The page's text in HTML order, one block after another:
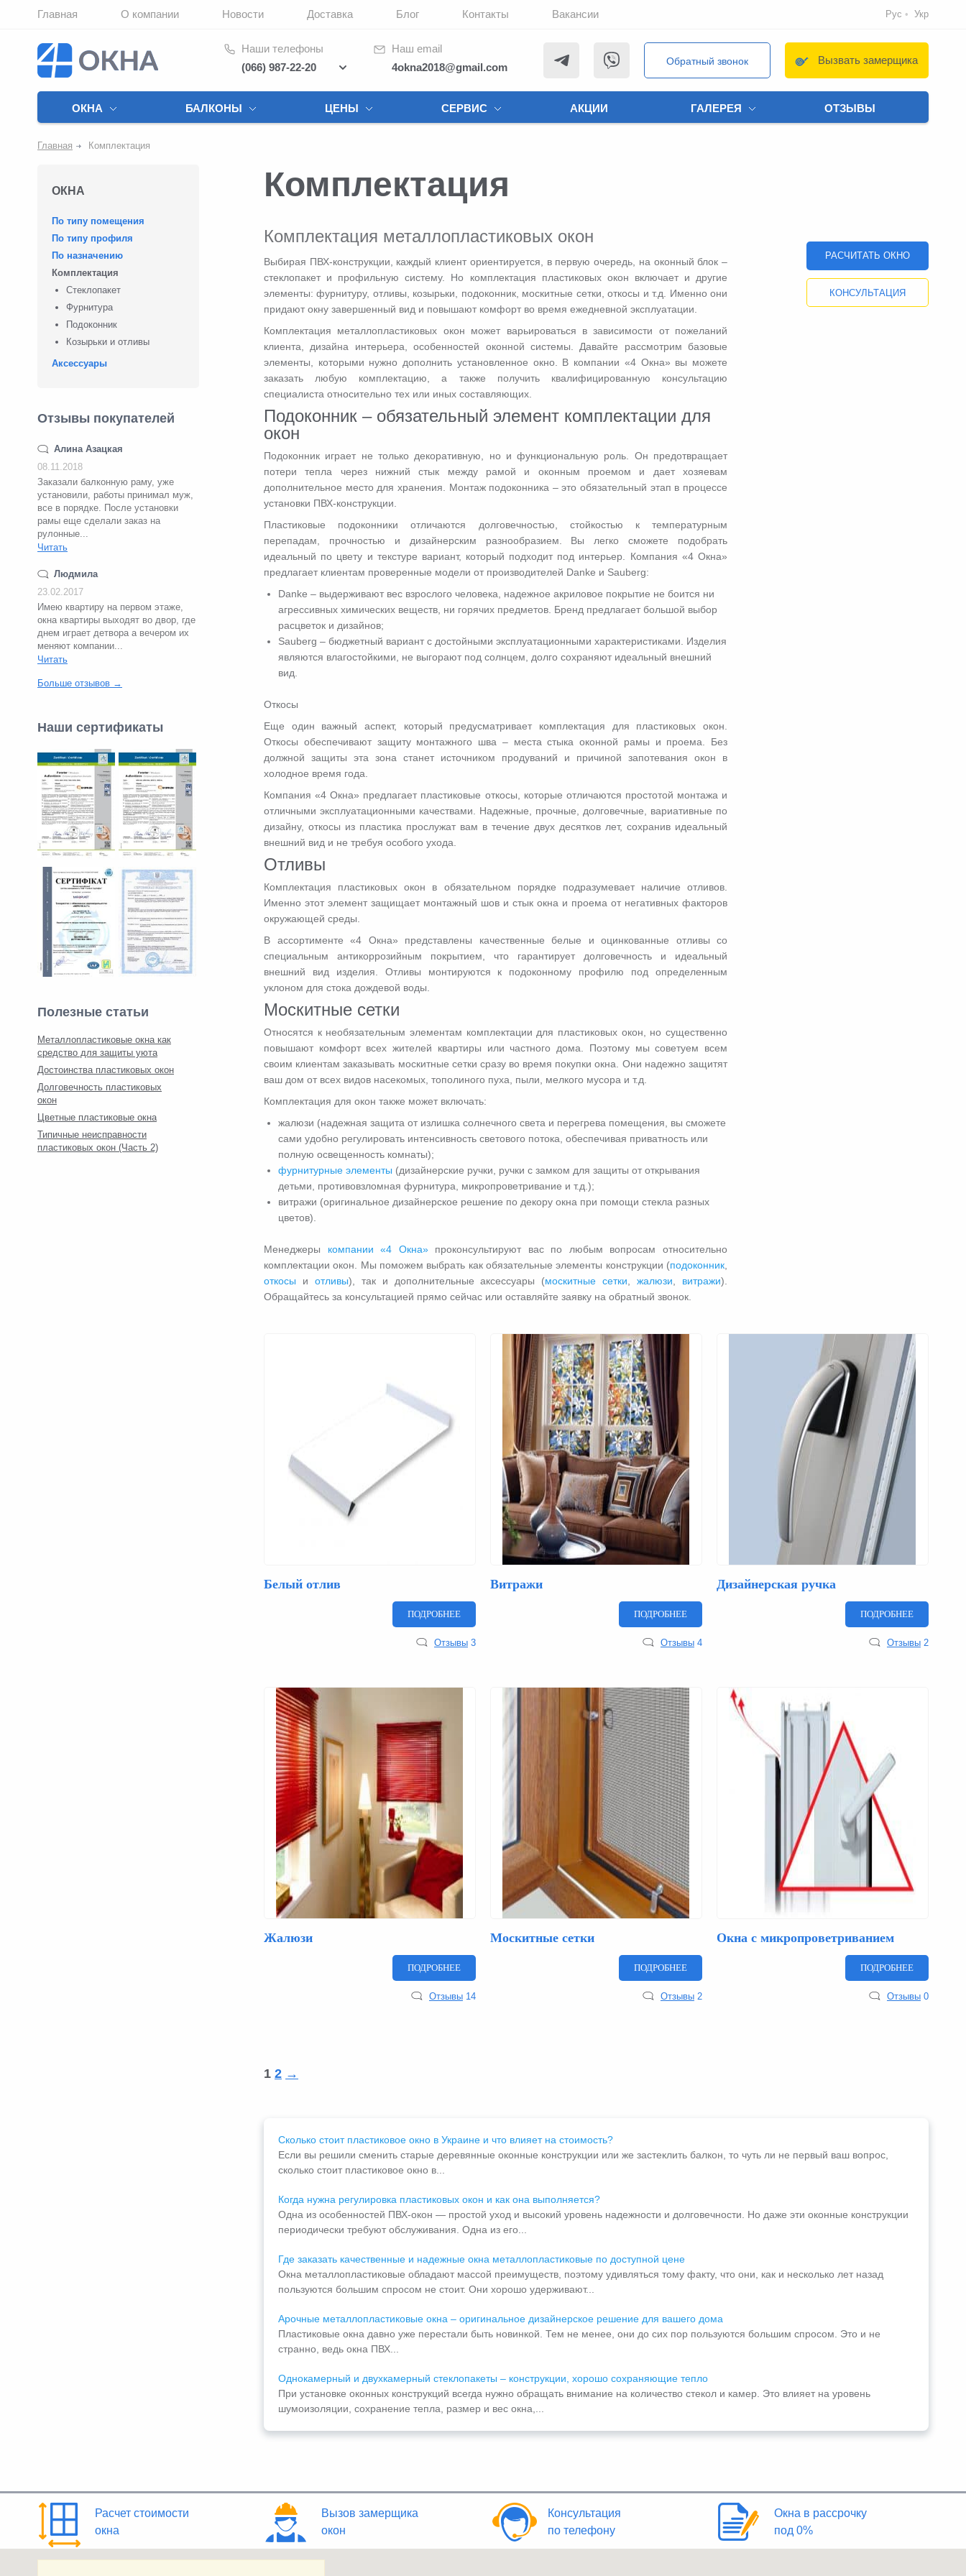
Главная О компании Новости Доставка Блог Контакты Вакансии Рус Укр
Наши телефоны
(066) 987-22-20
Наш email
4okna2018@gmail.com
Обратный звонок Вызвать замерщика
ОКНА БАЛКОНЫ ЦЕНЫ СЕРВИС АКЦИИ ГАЛЕРЕЯ ОТЗЫВЫ
Главная Комплектация
ОКНА
По типу помещения
По типу профиля
По назначению
Комплектация
Стеклопакет
Фурнитура
Подоконник
Козырьки и отливы
Аксессуары
Отзывы покупателей
Алина Азацкая
08.11.2018
Заказали балконную раму, уже
установили, работы принимал муж,
все в порядке. После установки
рамы еще сделали заказ на
рулонные...
Читать
Людмила
23.02.2017
Имею квартиру на первом этаже,
окна квартиры выходят во двор, где
днем играет детвора а вечером их
меняют компании...
Читать
Больше отзывов →
Наши сертификаты
Полезные статьи
Металлопластиковые окна как
средство для защиты уюта
Достоинства пластиковых окон
Долговечность пластиковых
окон
Цветные пластиковые окна
Типичные неисправности
пластиковых окон (Часть 2)
Комплектация
Комплектация металлопластиковых окон
Выбирая ПВХ-конструкции, каждый клиент ориентируется, в первую очередь, на оконный блок –
стеклопакет и профильную систему. Но комплектация пластиковых окон включает и другие
элементы: фурнитуру, отливы, козырьки, подоконник, москитные сетки, откосы и т.д. Именно они
придают окну завершенный вид и повышают комфорт во время ежедневной эксплуатации.
Комплектация металлопластиковых окон может варьироваться в зависимости от пожеланий
клиента, дизайна интерьера, особенностей оконной системы. Давайте рассмотрим базовые
элементы, которыми нужно дополнить установленное окно. В компании «4 Окна» вы можете
заказать любую комплектацию, а также получить квалифицированную консультацию
специалиста относительно тех или иных составляющих.
Подоконник – обязательный элемент комплектации для
окон
Подоконник играет не только декоративную, но и функциональную роль. Он предотвращает
потери тепла через нижний стык между рамой и оконным проемом и дает хозяевам
дополнительное место для хранения. Монтаж подоконника – это обязательный этап в процессе
установки ПВХ-конструкции.
Пластиковые подоконники отличаются долговечностью, стойкостью к температурным
перепадам, прочностью и дизайнерским разнообразием. Вы легко сможете подобрать
идеальный по цвету и текстуре вариант, который подходит под интерьер. Компания «4 Окна»
предлагает клиентам проверенные модели от производителей Danke и Sauberg:
Danke – выдерживают вес взрослого человека, надежное акриловое покрытие не боится ни
агрессивных химических веществ, ни горячих предметов. Бренд предлагает большой выбор
расцветок и дизайнов;
Sauberg – бюджетный вариант с достойными эксплуатационными характеристиками. Изделия
являются влагостойкими, не выгорают под солнцем, долго сохраняют идеальный внешний
вид.
Откосы
Еще один важный аспект, который предусматривает комплектация для пластиковых окон.
Откосы обеспечивают защиту монтажного шва – места стыка оконной рамы и проема. Без
должной защиты эта зона станет источником продуваний и причиной запотевания окон в
холодное время года.
Компания «4 Окна» предлагает пластиковые откосы, которые отличаются простотой монтажа и
отличными эксплуатационными качествами. Надежные, прочные, долговечные, вариативные по
дизайну, откосы из пластика прослужат вам в течение двух десятков лет, сохранив идеальный
внешний вид и не требуя особого ухода.
Отливы
Комплектация пластиковых окон в обязательном порядке подразумевает наличие отливов.
Именно этот элемент защищает монтажный шов и стык окна и проема от негативных факторов
окружающей среды.
В ассортименте «4 Окна» представлены качественные белые и оцинкованные отливы со
специальным антикоррозийным покрытием, что гарантирует долговечность и идеальный
внешний вид изделия. Отливы монтируются к подоконному профилю под определенным
уклоном для стока дождевой воды.
Москитные сетки
Относятся к необязательным элементам комплектации для пластиковых окон, но существенно
повышают комфорт всех жителей квартиры или частного дома. Поэтому мы советуем всем
своим клиентам заказывать москитные сетки сразу во время покупки окна. Они надежно защитят
ваш дом от всех видов насекомых, тополиного пуха, пыли, мелкого мусора и т.д.
Комплектация для окон также может включать:
жалюзи (надежная защита от излишка солнечного света и перегрева помещения, вы сможете
сами удобно регулировать интенсивность светового потока, обеспечивая приватность или
полную освещенность комнаты);
фурнитурные элементы (дизайнерские ручки, ручки с замком для защиты от открывания
детьми, противовзломная фурнитура, микропроветривание и т.д.);
витражи (оригинальное дизайнерское решение по декору окна при помощи стекла разных
цветов).
Менеджеры компании «4 Окна»проконсультируют вас по любым вопросам относительно
комплектации окон. Мы поможем выбрать как обязательные элементы конструкции (подоконник
откосы и отливы), так и дополнительные аксессуары (москитные сетки ,жалюзи витражи).
Обращайтесь за консультацией прямо сейчас или оставляйте заявку на обратный звонок.
РАСЧИТАТЬ ОКНО
КОНСУЛЬТАЦИЯ
Белый отлив
ПОДРОБНЕЕ
Отзывы3
Витражи
ПОДРОБНЕЕ
Отзывы4
Дизайнерская ручка
ПОДРОБНЕЕ
Отзывы2
Жалюзи
ПОДРОБНЕЕ
Отзывы14
Москитные сетки
ПОДРОБНЕЕ
Отзывы2
Окна с микропроветриванием
ПОДРОБНЕЕ
Отзывы0
1 2 →
Сколько стоит пластиковое окно в Украине и что влияет на стоимость?
Если вы решили сменить старые деревянные оконные конструкции или же застеклить балкон, то чуть ли не первый ваш вопрос,
сколько стоит пластиковое окно в...
Когда нужна регулировка пластиковых окон и как она выполняется?
Одна из особенностей ПВХ-окон — простой уход и высокий уровень надежности и долговечности. Но даже эти оконные конструкции
периодически требуют обслуживания. Одна из его...
Где заказать качественные и надежные окна металлопластиковые по доступной цене
Окна металлопластиковые обладают массой преимуществ, поэтому удивляться тому факту, что они, как и несколько лет назад
пользуются большим спросом не стоит. Они хорошо удерживают...
Арочные металлопластиковые окна – оригинальное дизайнерское решение для вашего дома
Пластиковые окна давно уже перестали быть новинкой. Тем не менее, они до сих пор пользуются большим спросом. Это и не
странно, ведь окна ПВХ...
Однокамерный и двухкамерный стеклопакеты – конструкции, хорошо сохраняющие тепло
При установке оконных конструкций всегда нужно обращать внимание на количество стекол и камер. Это влияет на уровень
шумоизоляции, сохранение тепла, размер и вес окна,...
Расчет стоимости
окна
Вызов замерщика
окон
Консультация
по телефону
Окна в рассрочку
под 0%